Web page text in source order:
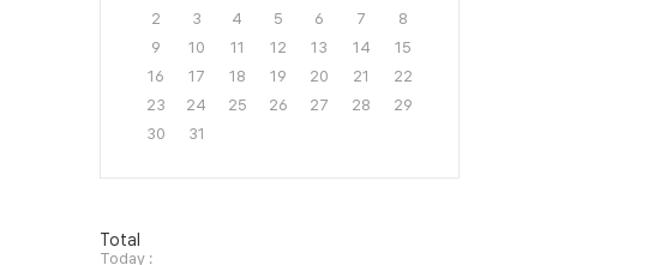
2
3 4 5 6 7
8
9
10 11 12 13 14
15
16
17 18 19 20 21
22
23
24 25 26 27 28
29
30
31
방
문
Total
Today :